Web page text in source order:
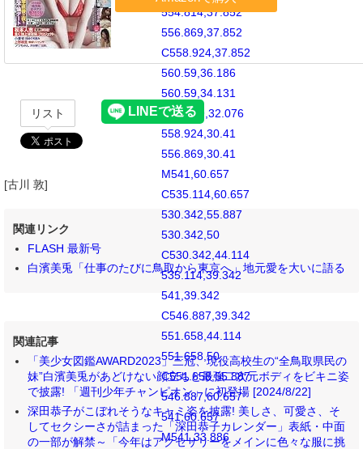
554.814,37.852
556.869,37.852
C558.924,37.852
560.59,36.186
560.59,34.131
C560.59,32.076
558.924,30.41
556.869,30.41
M541,60.657
C535.114,60.657
530.342,55.887
530.342,50
C530.342,44.114
535.114,39.342
541,39.342
C546.887,39.342
551.658,44.114
551.658,50
C551.658,55.887
546.887,60.657
541,60.657
M541,33.886
リスト
[古川 敦]
関連リンク
FLASH 最新号
白濱美兎「仕事のたびに鳥取から東京へ」地元愛を大いに語る
関連記事
「美少女図鑑AWARD2023」三冠、現役高校生の“全鳥取県民の
妹”白濱美兎があどけない顔立ちと最強二次元ボディをビキニ姿
で披露! 「週刊少年チャンピオン」に初登場 [2024/8/22]
深田恭子がこぼれそうなキャミ姿を披露! 美しさ、可愛さ、そ
してセクシーさが詰まった「深田恭子カレンダー」表紙・中面
の一部が解禁～「今年はアクセサリーをメインに色々な服に挑